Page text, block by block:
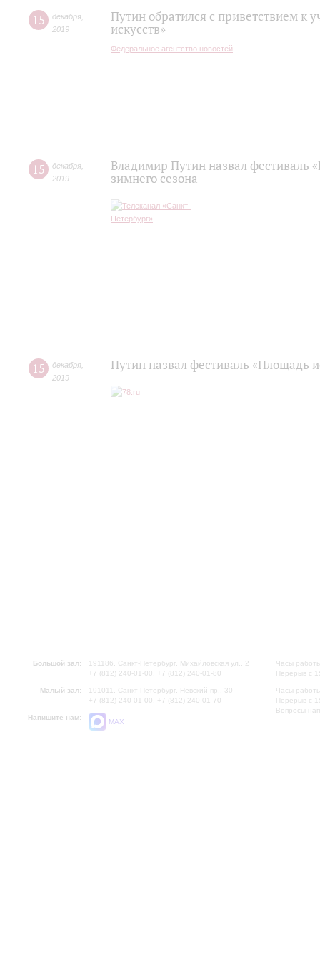
15 декабря
2019
Путин обратился с приветствием к
искусств»
Федеральное агентство новостей
15 декабря
2019
Владимир Путин назвал фестиваль
зимнего сезона
15 декабря
2019
Путин назвал фестиваль «Площадь
Большой зал:
191186, Санкт-Петербург, Михайловская ул., 2
+7 (812) 240-01-00, +7 (812) 240-01-80
Малый зал:
191011, Санкт-Петербург, Невский пр., 30
+7 (812) 240-01-00, +7 (812) 240-01-70
Напишите нам:
MAX
Часы
Перерыв с
Часы
Перерыв с
Вопросы